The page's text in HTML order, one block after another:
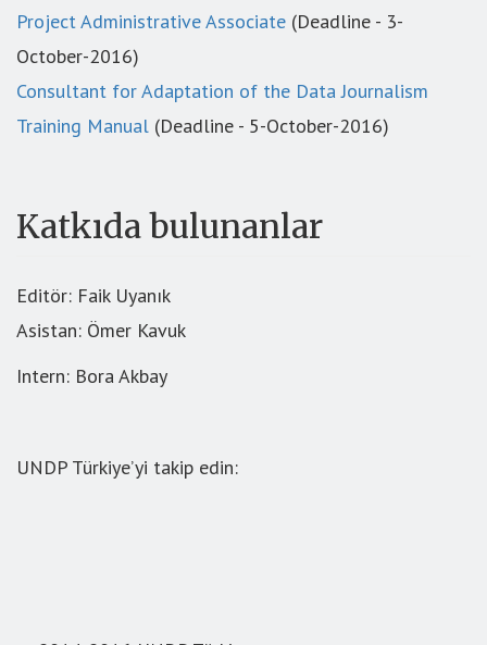
Project Administrative Associate (Deadline - 3-
October-2016)
Consultant for Adaptation of the Data Journalism
Training Manual (Deadline - 5-October-2016)
Katkıda bulunanlar
Editör: Faik Uyanık
Asistan: Ömer Kavuk
Intern: Bora Akbay
UNDP Türkiye’yi takip edin: